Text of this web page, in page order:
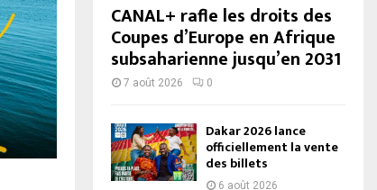
CANAL+ rafle les droits des
Coupes d’Europe en Afrique
subsaharienne jusqu’en 2031
7 août 2026 0
Dakar 2026 lance
officiellement la vente
des billets
6 août 2026